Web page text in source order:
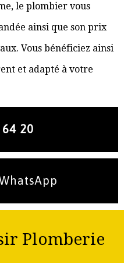
le plombier vous
ainsi que son prix
Vous bénéficiez ainsi
et adapté à votre
20
Plomberie